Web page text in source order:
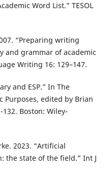
Word List.” TESOL
“Preparing writing
and grammar of academic
Writing 16: 129–147.
and ESP.” In The
Purposes, edited by Brian
Boston: Wiley-
2023. “Artificial
the state of the field.” Int J